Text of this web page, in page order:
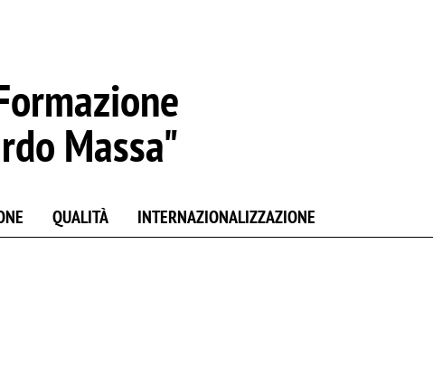
Massa"
QUALITÀ INTERNAZIONALIZZAZIONE